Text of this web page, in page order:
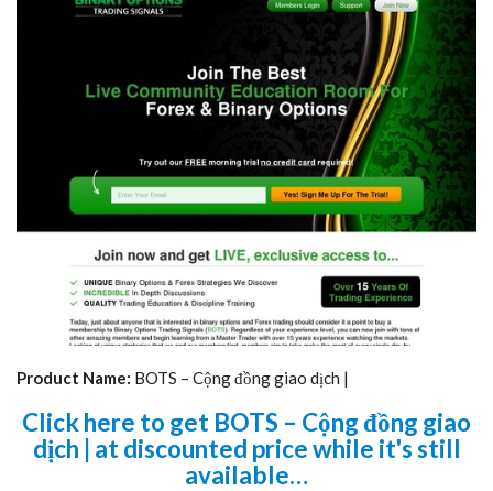
Product Name: BOTS – Cộng đồng giao dịch |
Click here to get BOTS – Cộng đồng giao
dịch | at discounted price while it's still
available…